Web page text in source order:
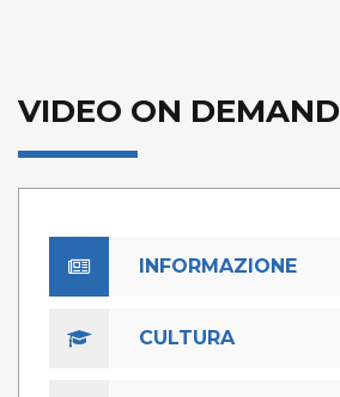
VIDEO ON DEMAND
INFORMAZIONE
CULTURA